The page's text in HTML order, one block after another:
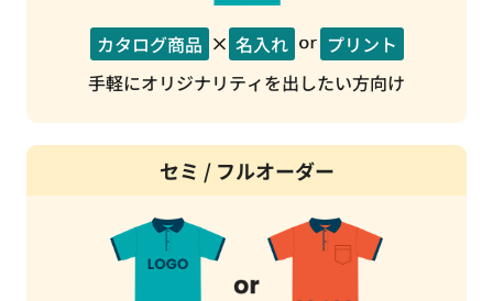
カタログ商品 名入れ
プリント
手軽にオリジナリティを出したい方向け
セミ / フルオーダー